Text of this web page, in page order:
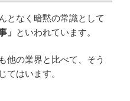
となく暗黙の常識として
」 といわれています。
他の業界と比べて、そう
てはいます。